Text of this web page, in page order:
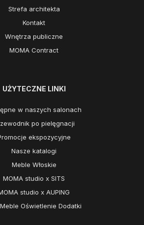
Strefa architekta
Kontakt
Wnętrza publiczne
MOMA Contract
UŻYTECZNE LINKI
w naszych salonach
po pielęgnacji
ekspozycyjne
Nasze katalogi
Meble Włoskie
MOMA studio x SITS
studio x AUPING
Oświetlenie Dodatki